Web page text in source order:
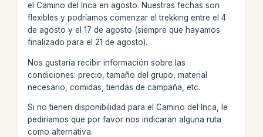
el Camino del Inca en agosto. Nuestras fechas son
flexibles y podríamos comenzar el trekking entre el 4
de agosto y el 17 de agosto (siempre que hayamos
finalizado para el 21 de agosto).
Nos gustaría recibir información sobre las
condiciones: precio, tamaño del grupo, material
necesario, comidas, tiendas de campaña, etc.
Si no tienen disponibilidad para el Camino del Inca, le
pediríamos que por favor nos indicaran alguna ruta
como alternativa.